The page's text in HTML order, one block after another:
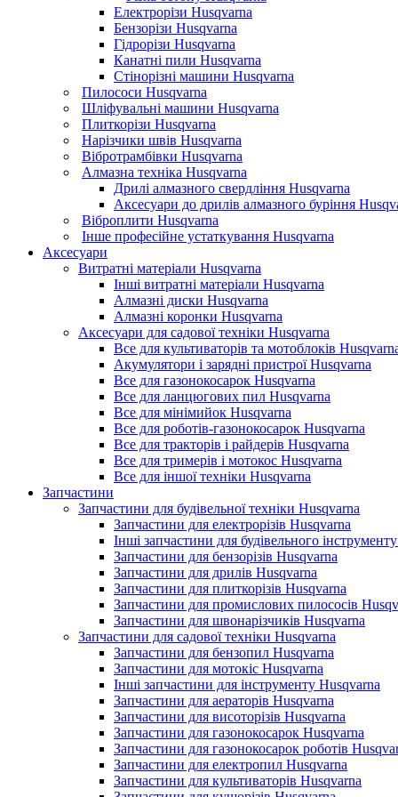
Електрорізи Husqvarna
Бензорізи Husqvarna
Гідрорізи Husqvarna
Канатні пили Husqvarna
Стінорізні машини Husqvarna
Пилососи Husqvarna
Шліфувальні машини Husqvarna
Плиткорізи Husqvarna
Нарізчики швів Husqvarna
Вібротрамбівки Husqvarna
Алмазна техніка Husqvarna
Дрилі алмазного свердління Husqvarna
Аксесуари до дрилів алмазного буріння
Віброплити Husqvarna
Інше професійне устаткування Husqvarna
Аксесуари
Витратні матеріали Husqvarna
Інші витратні матеріали Husqvarna
Алмазні диски Husqvarna
Алмазні коронки Husqvarna
Аксесуари для садової техніки Husqvarna
Все для культиваторів та мотоблоків
Акумулятори і зарядні пристрої Husqvarna
Все для газонокосарок Husqvarna
Все для ланцюгових пил Husqvarna
Все для мінімийок Husqvarna
Все для роботів-газонокосарок Husqvarna
Все для тракторів і райдерів Husqvarna
Все для тримерів і мотокос Husqvarna
Все для іншої техніки Husqvarna
Запчастини
Запчастини для будівельної техніки Husqvarna
Запчастини для електрорізів Husqvarna
Інші запчастини для будівельного
Запчастини для бензорізів Husqvarna
Запчастини для дрилів Husqvarna
Запчастини для плиткорізів Husqvarna
Запчастини для промислових пилососів
Запчастини для швонарізчиків Husqvarna
Запчастини для садової техніки Husqvarna
Запчастини для бензопил Husqvarna
Запчастини для мотокіс Husqvarna
Інші запчастини для інструменту Husqvarna
Запчастини для аераторів Husqvarna
Запчастини для висоторізів Husqvarna
Запчастини для газонокосарок Husqvarna
Запчастини для газонокосарок роботів
Запчастини для електропил Husqvarna
Запчастини для культиваторів Husqvarna